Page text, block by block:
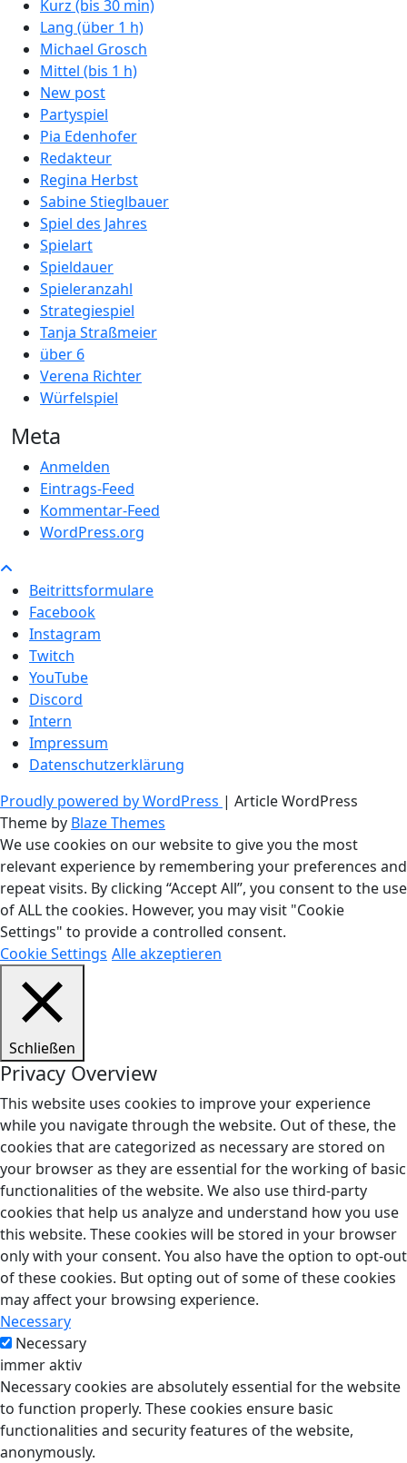
Kurz (bis 30 min)
Lang (über 1 h)
Michael Grosch
Mittel (bis 1 h)
New post
Partyspiel
Pia Edenhofer
Redakteur
Regina Herbst
Sabine Stieglbauer
Spiel des Jahres
Spielart
Spieldauer
Spieleranzahl
Strategiespiel
Tanja Straßmeier
über 6
Verena Richter
Würfelspiel
Meta
Anmelden
Eintrags-Feed
Kommentar-Feed
WordPress.org
Beitrittsformulare
Facebook
Instagram
Twitch
YouTube
Discord
Intern
Impressum
Datenschutzerklärung
Proudly powered by WordPress | Article WordPress
Theme by Blaze Themes
We use cookies on our website to give you the most
relevant experience by remembering your preferences and
repeat visits. By clicking “Accept All”, you consent to the use
of ALL the cookies. However, you may visit "Cookie
Settings" to provide a controlled consent.
Cookie Settings Alle akzeptieren
Schließen
Privacy Overview
This website uses cookies to improve your experience
while you navigate through the website. Out of these, the
cookies that are categorized as necessary are stored on
your browser as they are essential for the working of basic
functionalities of the website. We also use third-party
cookies that help us analyze and understand how you use
this website. These cookies will be stored in your browser
only with your consent. You also have the option to opt-out
of these cookies. But opting out of some of these cookies
may affect your browsing experience.
Necessary
Necessary
immer aktiv
Necessary cookies are absolutely essential for the website
to function properly. These cookies ensure basic
functionalities and security features of the website,
anonymously.